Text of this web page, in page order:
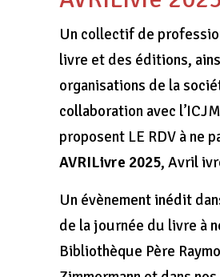
Un collectif de
livre et des éditions,
organisations de la
collaboration avec
proposent LE RDV à ne
AVRILivre 2025, Avril
Un évènement inédit
de la journée du livre à
Bibliothèque Père